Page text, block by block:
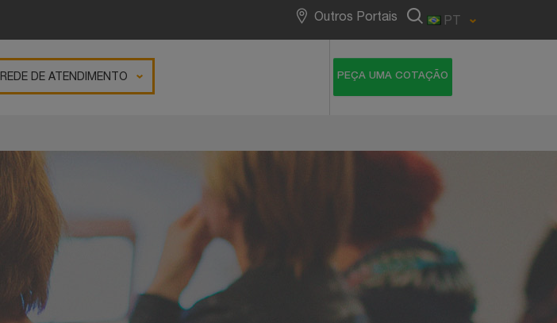
Outros Portais PT
REDE DE ATENDIMENTO